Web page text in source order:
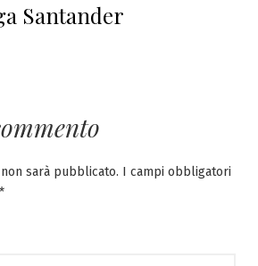
Santander
sarà pubblicato. I campi obbligatori
*